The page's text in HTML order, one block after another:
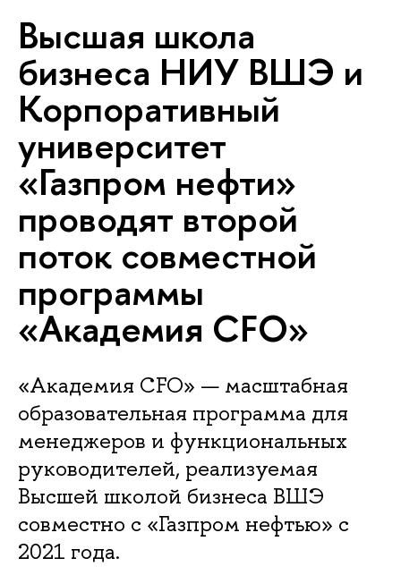
Высшая школа
бизнеса НИУ ВШЭ и
Корпоративный
университет
«Газпром нефти»
проводят второй
поток совместной
программы
«Академия CFO»
«Академия CFO» — масштабная
образовательная программа для
менеджеров и функциональных
руководителей, реализуемая
Высшей школой бизнеса ВШЭ
совместно с «Газпром нефтью» с
2021 года.